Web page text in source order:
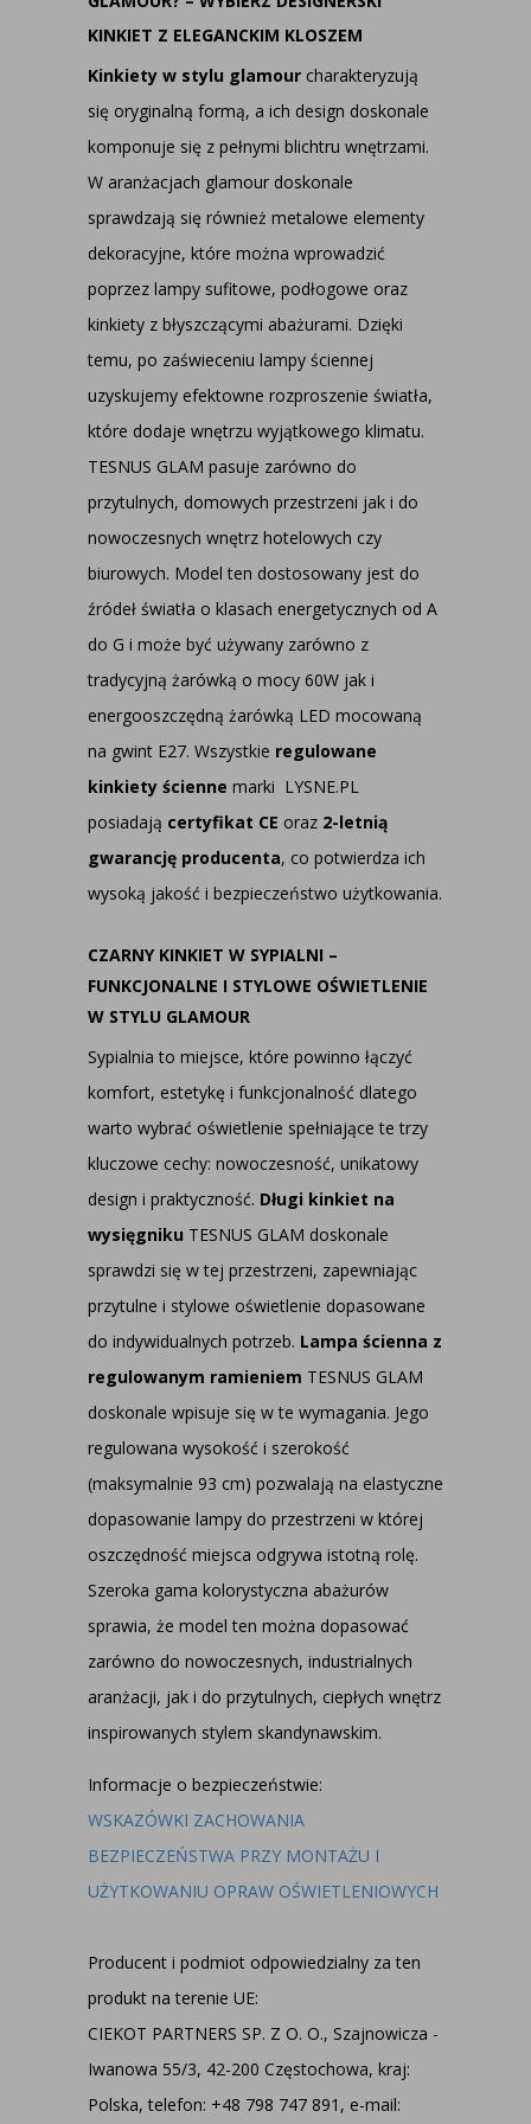
KINKIET Z ELEGANCKIM KLOSZEM
Kinkiety w stylu glamour charakteryzują
się oryginalną formą, a ich design doskonale
komponuje się z pełnymi blichtru wnętrzami.
W aranżacjach glamour doskonale
sprawdzają się również metalowe elementy
dekoracyjne, które można wprowadzić
poprzez lampy sufitowe, podłogowe oraz
kinkiety z błyszczącymi abażurami. Dzięki
temu, po zaświeceniu lampy ściennej
uzyskujemy efektowne rozproszenie światła,
które dodaje wnętrzu wyjątkowego klimatu.
TESNUS GLAM pasuje zarówno do
przytulnych, domowych przestrzeni jak i do
nowoczesnych wnętrz hotelowych czy
biurowych. Model ten dostosowany jest do
źródeł światła o klasach energetycznych od A
do G i może być używany zarówno z
tradycyjną żarówką o mocy 60W jak i
energooszczędną żarówką LED mocowaną
na gwint E27. Wszystkie regulowane
kinkiety ścienne marki LYSNE.PL
posiadają certyfikat CE oraz 2-letnią
gwarancję producenta, co potwierdza ich
wysoką jakość i bezpieczeństwo użytkowania.
CZARNY KINKIET W SYPIALNI –
FUNKCJONALNE I STYLOWE OŚWIETLENIE
W STYLU GLAMOUR
Sypialnia to miejsce, które powinno łączyć
komfort, estetykę i funkcjonalność dlatego
warto wybrać oświetlenie spełniające te trzy
kluczowe cechy: nowoczesność, unikatowy
design i praktyczność. Długi kinkiet na
wysięgniku TESNUS GLAM doskonale
sprawdzi się w tej przestrzeni, zapewniając
przytulne i stylowe oświetlenie dopasowane
do indywidualnych potrzeb. Lampa ścienna z
regulowanym ramieniem TESNUS GLAM
doskonale wpisuje się w te wymagania. Jego
regulowana wysokość i szerokość
(maksymalnie 93 cm) pozwalają na elastyczne
dopasowanie lampy do przestrzeni w której
oszczędność miejsca odgrywa istotną rolę.
Szeroka gama kolorystyczna abażurów
sprawia, że model ten można dopasować
zarówno do nowoczesnych, industrialnych
aranżacji, jak i do przytulnych, ciepłych wnętrz
inspirowanych stylem skandynawskim.
Informacje o bezpieczeństwie:
WSKAZÓWKI ZACHOWANIA
BEZPIECZEŃSTWA PRZY MONTAŻU I
UŻYTKOWANIU OPRAW OŚWIETLENIOWYCH
Producent i podmiot odpowiedzialny za ten
produkt na terenie UE:
CIEKOT PARTNERS SP. Z O. O., Szajnowicza -
Iwanowa 55/3, 42-200 Częstochowa, kraj:
Polska, telefon: +48 798 747 891, e-mail: